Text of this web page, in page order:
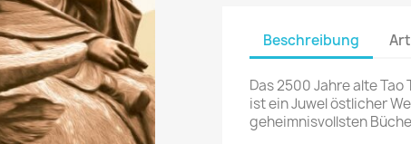
Beschreibung
Das 2500 Jahre alte
ist ein Juwel östlicher
geheimnisvollsten